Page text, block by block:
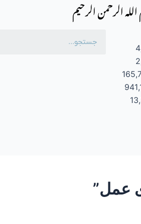
الرحمن الرحیم